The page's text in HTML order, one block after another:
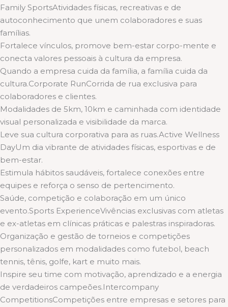
Family SportsAtividades físicas, recreativas e de
autoconhecimento que unem colaboradores e suas
famílias.
Fortalece vínculos, promove bem-estar corpo-mente e
conecta valores pessoais à cultura da empresa.
Quando a empresa cuida da família, a família cuida da
cultura.Corporate RunCorrida de rua exclusiva para
colaboradores e clientes.
Modalidades de 5km, 10km e caminhada com identidade
visual personalizada e visibilidade da marca.
Leve sua cultura corporativa para as ruas.Active Wellness
DayUm dia vibrante de atividades físicas, esportivas e de
bem-estar.
Estimula hábitos saudáveis, fortalece conexões entre
equipes e reforça o senso de pertencimento.
Saúde, competição e colaboração em um único
evento.Sports ExperienceVivências exclusivas com atletas
e ex-atletas em clínicas práticas e palestras inspiradoras.
Organização e gestão de torneios e competições
personalizados em modalidades como futebol, beach
tennis, tênis, golfe, kart e muito mais.
Inspire seu time com motivação, aprendizado e a energia
de verdadeiros campeões.Intercompany
CompetitionsCompetições entre empresas e setores para